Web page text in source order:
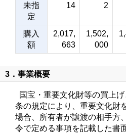
未指
定
14 2
購入
額
2,017,
663
1,502,
000
3．事業概要
国宝・重要文化財等の買上
条の規定により、重要文化財
場合、所有者が譲渡の相手方
令で定める事項を記載した書